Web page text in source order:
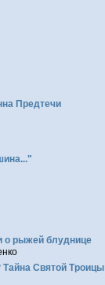
Предтечи
о рыжей блуднице
Святой Троицы